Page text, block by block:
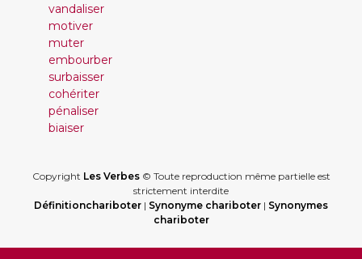
vandaliser
motiver
muter
embourber
surbaisser
cohériter
pénaliser
biaiser
Copyright Les Verbes© Toute reproduction même partielle est
strictement interdite
Définitionchariboter | Synonyme chariboter | Synonymes
chariboter